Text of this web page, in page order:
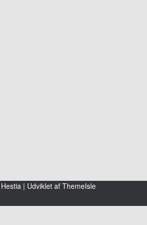
Hestia | Udviklet af ThemeIsle